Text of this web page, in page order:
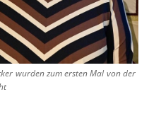
wurden zum ersten Mal von der